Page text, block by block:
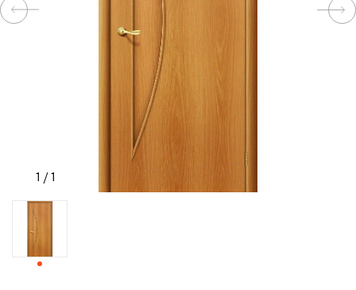
ИНТЕРЕСНЫЕ
СТАТЬИ
1 /1